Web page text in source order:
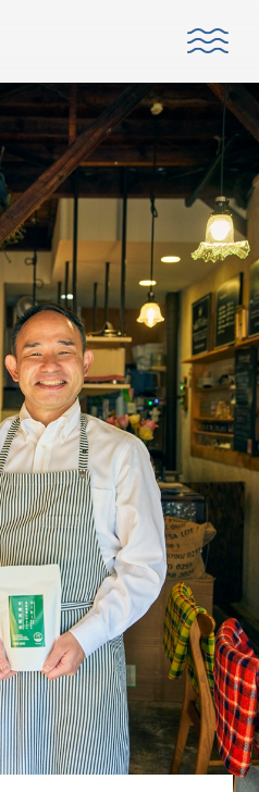
だモダン」とは？
な活動
プ連携
開発
ニケーション展開